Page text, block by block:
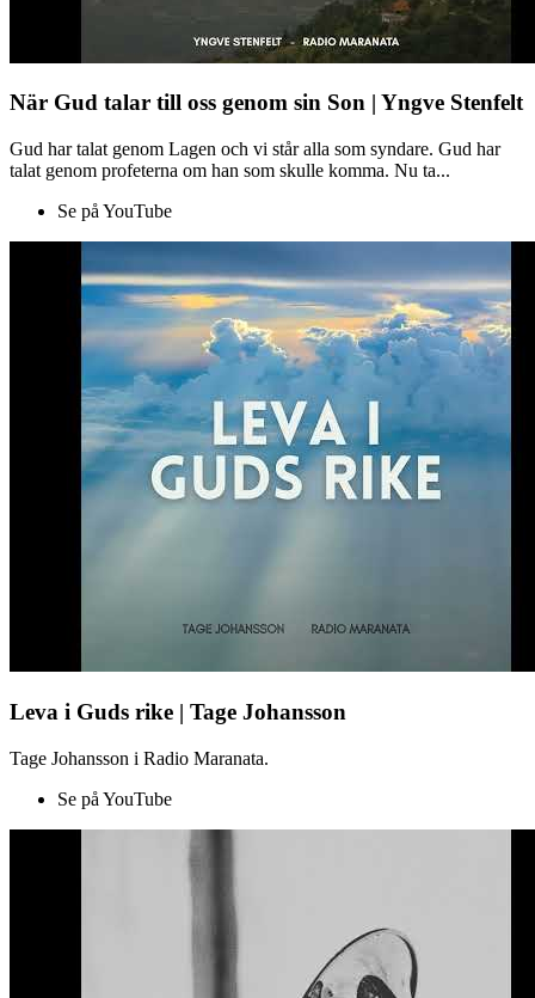
När Gud talar till oss genom sin Son | Yngve Stenfelt
Gud har talat genom Lagen och vi står alla som syndare. Gud har
talat genom profeterna om han som skulle komma. Nu ta...
Se på YouTube
Leva i Guds rike | Tage Johansson
Tage Johansson i Radio Maranata.
Se på YouTube